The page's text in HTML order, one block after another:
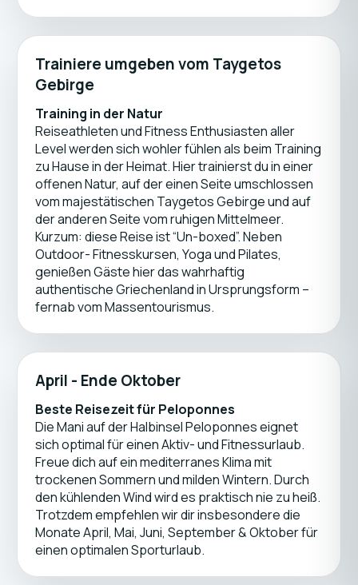
Trainiere umgeben vom Taygetos
Gebirge
Training in der Natur
Reiseathleten und Fitness Enthusiasten aller
Level werden sich wohler fühlen als beim Training
zu Hause in der Heimat. Hier trainierst du in einer
offenen Natur, auf der einen Seite umschlossen
vom majestätischen Taygetos Gebirge und auf
der anderen Seite vom ruhigen Mittelmeer.
Kurzum: diese Reise ist “Un-boxed”. Neben
Outdoor- Fitnesskursen, Yoga und Pilates,
genießen Gäste hier das wahrhaftig
authentische Griechenland in Ursprungsform –
fernab vom Massentourismus.
April - Ende Oktober
Beste Reisezeit für Peloponnes
Die Mani auf der Halbinsel Peloponnes eignet
sich optimal für einen Aktiv- und Fitnessurlaub.
Freue dich auf ein mediterranes Klima mit
trockenen Sommern und milden Wintern. Durch
den kühlenden Wind wird es praktisch nie zu heiß.
Trotzdem empfehlen wir dir insbesondere die
Monate April, Mai, Juni, September & Oktober für
einen optimalen Sporturlaub.